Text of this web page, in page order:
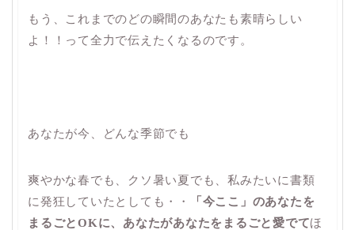
もう、これまでのどの瞬間のあなたも素晴らしい
よ！！って全力で伝えたくなるのです。
あなたが今、どんな季節でも
爽やかな春でも、クソ暑い夏でも、私みたいに書類
に発狂していたとしても・・
「今ここ」のあなたを
まるごとOKに、あなたがあなたをまるごと愛でてほ